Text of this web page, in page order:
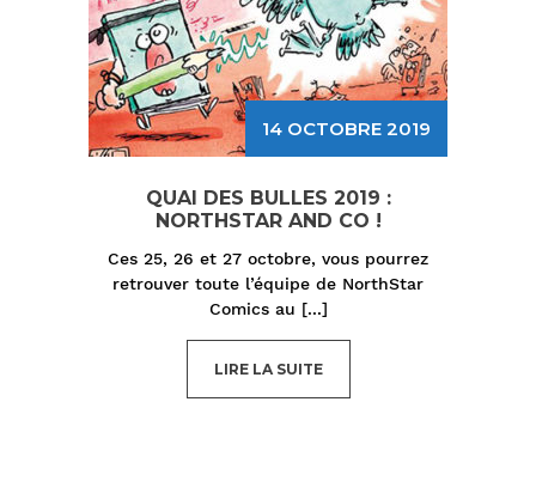
14 OCTOBRE 2019
QUAI DES BULLES 2019 :
NORTHSTAR AND CO !
Ces 25, 26 et 27 octobre, vous pourrez
retrouver toute l’équipe de NorthStar
Comics au [...]
LIRE LA SUITE